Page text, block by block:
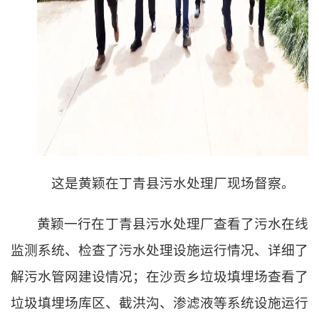
这是黄颖在丁青县污水处理厂现场督察。
黄颖一行在丁青县污水处理厂查看了污水在线
监测系统、检查了污水处理设施运行情况、详细了
解污水管网建设情况；在沙贡乡垃圾填埋场查看了
垃圾填埋场库区、截洪沟、渗滤液等系统设施运行